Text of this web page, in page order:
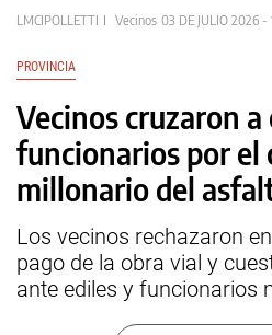
LMCIPOLLETTI Vecinos 03 DE JULIO 2026 -
PROVINCIA
Vecinos cruzaron
funcionarios por el
millonario del
Los vecinos rechazaron
pago de la obra vial y
ante ediles y funcionarios